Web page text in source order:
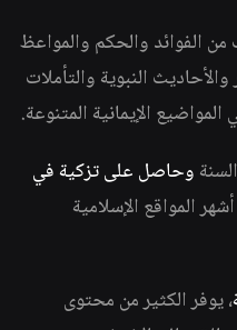
الفوائد والحكم والمواعظ
والأحاديث النبوية والتأملات
المواضيع الإيمانية المتنوعة.
وحاصل على تزكية في
المواقع الإسلامية
، يوفر الكثير من محتوى